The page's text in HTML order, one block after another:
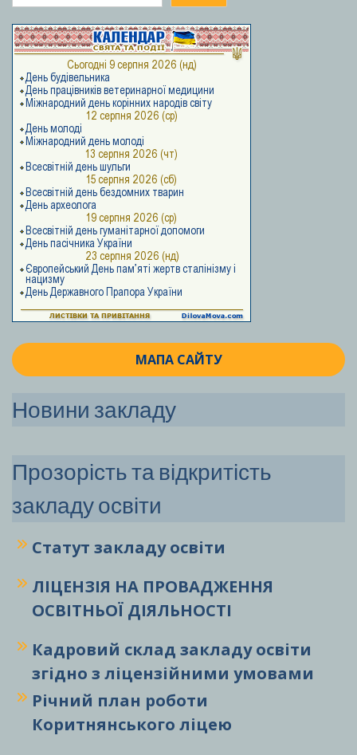
МАПА САЙТУ
Новини закладу
Прозорість та відкритість
закладу освіти
Статут закладу освіти
ЛІЦЕНЗІЯ НА ПРОВАДЖЕННЯ
ОСВІТНЬОЇ ДІЯЛЬНОСТІ
Кадровий склад закладу освіти
згідно з ліцензійними умовами
Річний план роботи
Коритнянського ліцею